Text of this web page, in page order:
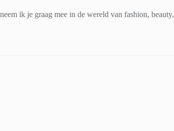
ik je graag mee in de wereld van fashion, beauty,